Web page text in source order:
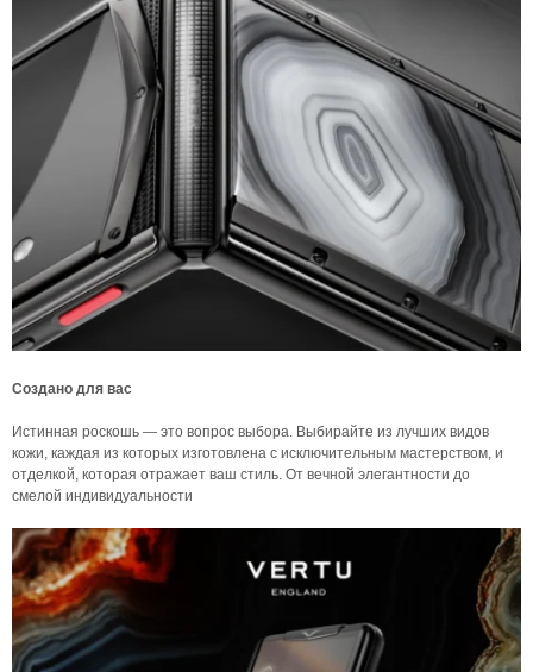
Создано для вас
Истинная роскошь — это вопрос выбора. Выбирайте из лучших видов
кожи, каждая из которых изготовлена ​​с исключительным мастерством, и
отделкой, которая отражает ваш стиль. От вечной элегантности до
смелой индивидуальности